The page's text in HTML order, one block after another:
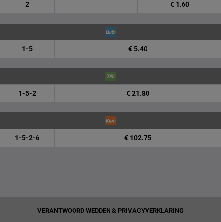
2 € 1.60
1-5 € 5.40
1-5-2 € 21.80
1-5-2-6 € 102.75
VERANTWOORD WEDDEN & PRIVACYVERKLARING